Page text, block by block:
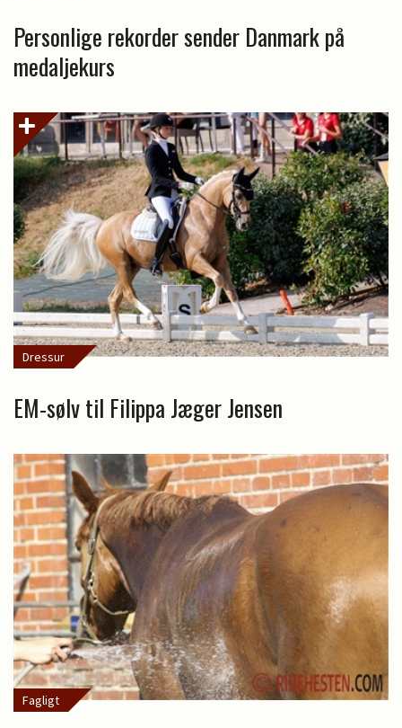
Personlige rekorder sender Danmark på
medaljekurs
Dressur
EM-sølv til Filippa Jæger Jensen
Fagligt